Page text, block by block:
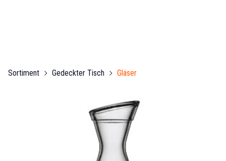
Sortiment Gedeckter Tisch Gläser